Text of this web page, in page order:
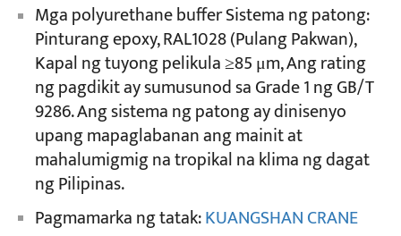
Mga polyurethane buffer Sistema ng patong:
Pinturang epoxy, RAL1028 (Pulang Pakwan),
Kapal ng tuyong pelikula ≥85 μm, Ang rating
ng pagdikit ay sumusunod sa Grade 1 ng GB/T
9286. Ang sistema ng patong ay dinisenyo
upang mapaglabanan ang mainit at
mahalumigmig na tropikal na klima ng dagat
ng Pilipinas.
Pagmamarka ng tatak:KUANGSHAN CRANE